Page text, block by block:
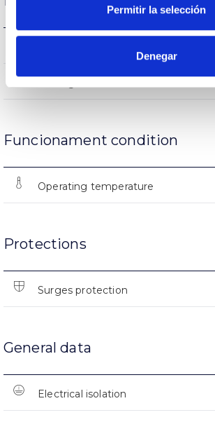
Permitir la selección
Denegar
15000
Funcionament condition
Operating temperature
Protections
Surges protection
General data
Electrical isolation